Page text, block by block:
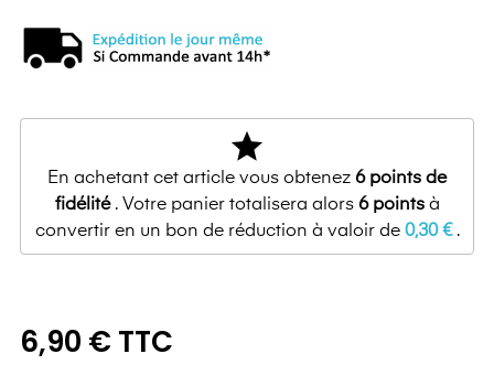
star
En achetant cet article vous obtenez 6points de
fidélité. Votre panier totalisera alors 6pointsà
convertir en un bon de réduction à valoir de 0,30 €.
6,90 € TTC